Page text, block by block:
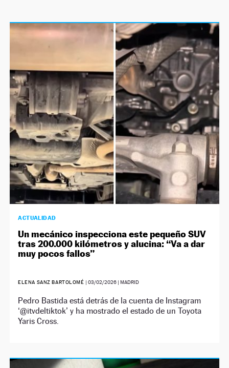
ACTUALIDAD
Un mecánico inspecciona este pequeño SUV
tras 200.000 kilómetros y alucina: “Va a dar
muy pocos fallos”
ELENA SANZ BARTOLOMÉ | 03/02/2026| MADRID
Pedro Bastida está detrás de la cuenta de Instagram
‘@itvdeltiktok’ y ha mostrado el estado de un Toyota
Yaris Cross.